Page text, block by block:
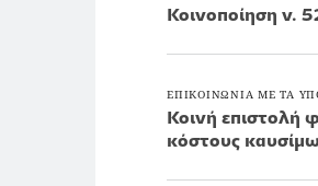
Κοινοποίηση ν.
ΕΠΙΚΟΙΝΩΝΙΑ ΜΕ ΤΑ
Κοινή επιστολή
κόστους